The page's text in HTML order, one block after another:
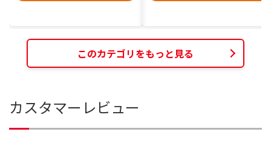
このカテゴリをもっと見る
カスタマーレビュー